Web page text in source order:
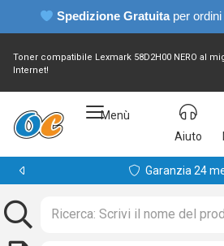
Spedizione Gratuita per
Toner compatibile Lexmark 58D2H00 NERO al
Internet!
Menù
Aiuto
Garanzia 24